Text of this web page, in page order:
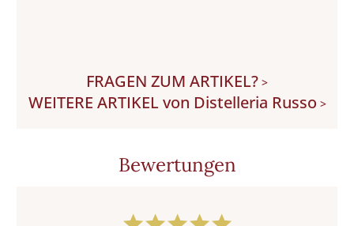
FRAGEN ZUM ARTIKEL? >
WEITERE ARTIKEL von Distelleria Russo >
Bewertungen